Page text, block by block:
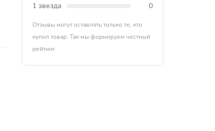
1 звезда
0
Отзывы могут оставлять только те, кто
купил товар. Так мы формируем честный
рейтинг.